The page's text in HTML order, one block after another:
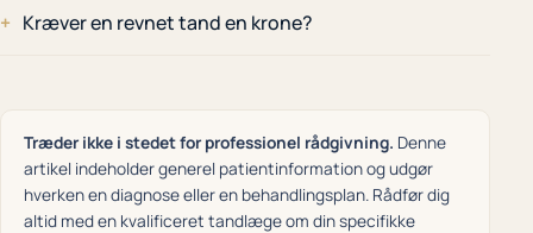
Kræver en revnet tand en krone?
Træder ikke i stedet for professionel rådgivning. Denne
artikel indeholder generel patientinformation og udgør
hverken en diagnose eller en behandlingsplan. Rådfør dig
altid med en kvalificeret tandlæge om din specifikke